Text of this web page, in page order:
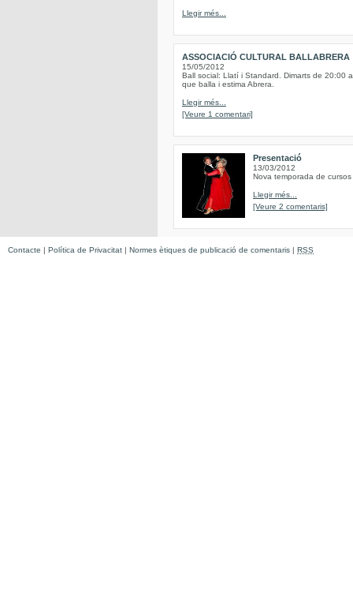
Llegir més...
ASSOCIACIÓ CULTURAL BALLABRERA
15/05/2012
Ball social: Llatí i Standard. Dimarts de 20:00
que balla i estima Abrera.
Llegir més...
[Veure 1 comentari]
Presentació
13/03/2012
Nova temporada de
Llegir més...
[Veure 2 comentaris]
Contacte | Política de Privacitat | Normes ètiques de publicació de comentaris | RSS